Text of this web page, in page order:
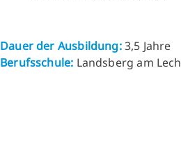
Dauer der Ausbildung:3,5 Jahre
Berufsschule: Landsberg am Lech